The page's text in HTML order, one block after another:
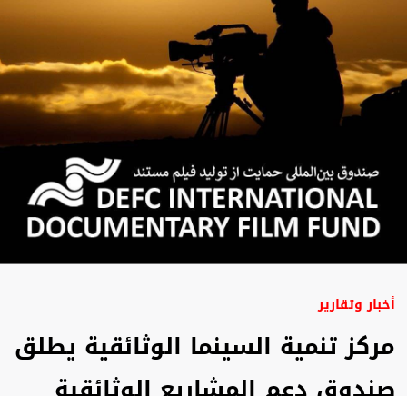
أخبار وتقارير
مركز تنمية السينما الوثائقية يطلق